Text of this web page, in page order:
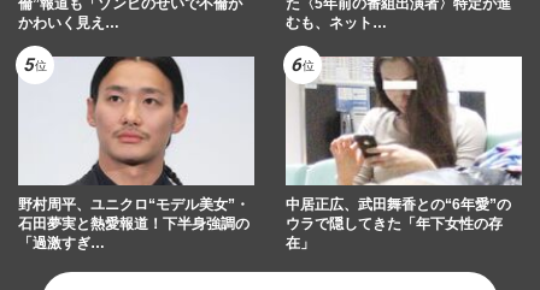
倫”報道も「ゾンビのせいで不倫が
かわいく見え…
た〈5年前の番組出演者〉特定が進
むも、ネット…
野村周平、ユニクロ“モデル美女”・
石田夢実と熱愛報道！下半身強調の
「過激すぎ…
中居正広、武田舞香との“6年愛”の
ウラで隠してきた「年下女性の存
在」